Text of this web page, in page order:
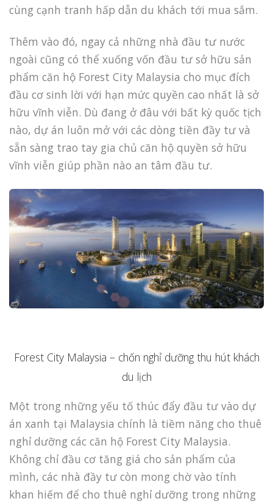
cùng cạnh tranh hấp dẫn du khách tới mua sắm.
Thêm vào đó, ngay cả những nhà đầu tư nước
ngoài cũng có thể xuống vốn đầu tư sở hữu sản
phẩm căn hộ Forest City Malaysia cho mục đích
đầu cơ sinh lời với hạn mức quyền cao nhất là sở
hữu vĩnh viễn. Dù đang ở đâu với bất kỳ quốc tịch
nào, dự án luôn mở với các dòng tiền đầy tư và
sẵn sàng trao tay gia chủ căn hộ quyền sở hữu
vĩnh viễn giúp phần nào an tâm đầu tư.
Forest City Malaysia – chốn nghỉ dưỡng thu hút khách
du lịch
Một trong những yếu tố thúc đẩy đầu tư vào dự
án xanh tại Malaysia chính là tiềm năng cho thuê
nghỉ dưỡng các căn hộ Forest City Malaysia.
Không chỉ đầu cơ tăng giá cho sản phẩm của
mình, các nhà đầy tư còn mong chờ vào tính
khan hiếm để cho thuê nghỉ dưỡng trong những